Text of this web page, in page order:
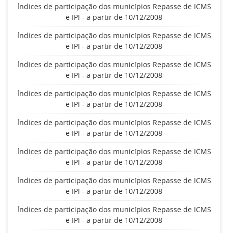
Índices de participação dos municípios Repasse de ICMS
e IPI - a partir de 10/12/2008
Índices de participação dos municípios Repasse de ICMS
e IPI - a partir de 10/12/2008
Índices de participação dos municípios Repasse de ICMS
e IPI - a partir de 10/12/2008
Índices de participação dos municípios Repasse de ICMS
e IPI - a partir de 10/12/2008
Índices de participação dos municípios Repasse de ICMS
e IPI - a partir de 10/12/2008
Índices de participação dos municípios Repasse de ICMS
e IPI - a partir de 10/12/2008
Índices de participação dos municípios Repasse de ICMS
e IPI - a partir de 10/12/2008
Índices de participação dos municípios Repasse de ICMS
e IPI - a partir de 10/12/2008